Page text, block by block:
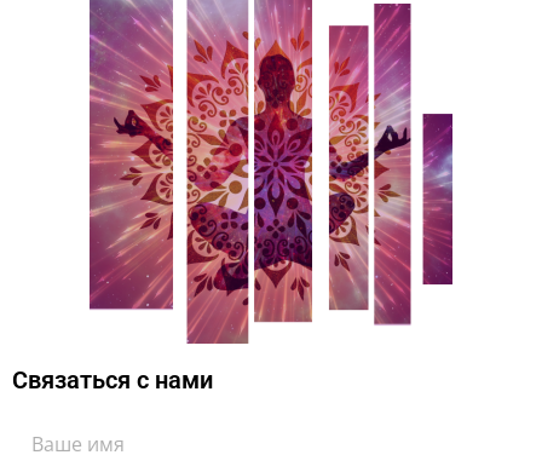
Связаться с нами